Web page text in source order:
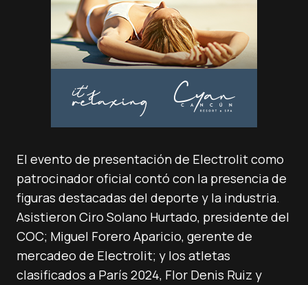
El evento de presentación de Electrolit como
patrocinador oficial contó con la presencia de
figuras destacadas del deporte y la industria.
Asistieron Ciro Solano Hurtado, presidente del
COC; Miguel Forero Aparicio, gerente de
mercadeo de Electrolit; y los atletas
clasificados a París 2024, Flor Denis Ruiz y